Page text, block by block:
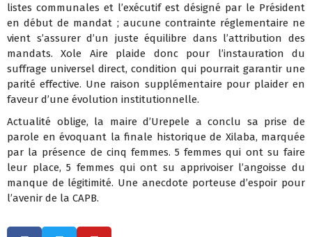
listes communales et l’exécutif est désigné par le Président
en début de mandat ; aucune contrainte réglementaire ne
vient s’assurer d’un juste équilibre dans l’attribution des
mandats. Xole Aire plaide donc pour l’instauration du
suffrage universel direct, condition qui pourrait garantir une
parité effective. Une raison supplémentaire pour plaider en
faveur d’une évolution institutionnelle.
Actualité oblige, la maire d’Urepele a conclu sa prise de
parole en évoquant la finale historique de Xilaba, marquée
par la présence de cinq femmes. 5 femmes qui ont su faire
leur place, 5 femmes qui ont su apprivoiser l’angoisse du
manque de légitimité. Une anecdote porteuse d’espoir pour
l’avenir de la CAPB.